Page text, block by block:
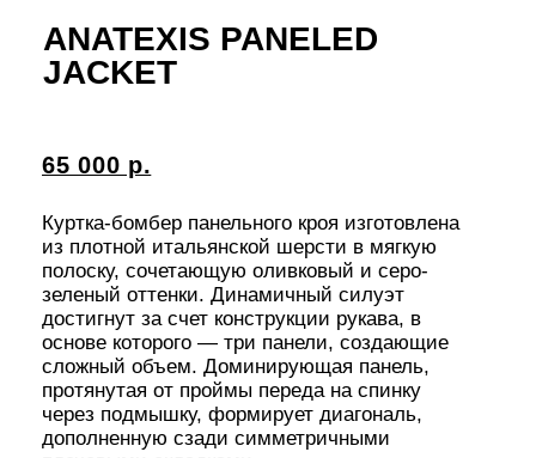
протянутая от проймы переда на спинку
через подмышку, формирует диагональ,
дополненную сзади симметричными
плечевыми складками.
интегрированные в боковые швы. Манжеты и
стойка воротника застегиваются на
цвета с неровными, будто сточенными
краями. Задняя часть пояса дополнена
эластичной вставкой-резинкой из смеси
шерсти и полиэстера, которая обеспечивает
удобную посадку. Слева на груди —
фирменная вышивка-логотип. Куртка имеет
подкладку из вискозы глубокого зеленого
цвета с легким коричневым оттенком.
Основная ткань: 100% шерсть
Подкладка: 100% вискоза
Подкладка карманов: 100% хлопок
Артикул: AR1040G